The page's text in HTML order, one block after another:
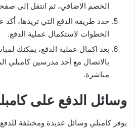
الخصم الاضافي، ثم انتقل إلى
حدد طريقة الدفع التي تريدها، أكد
الخطوات لاستكمال عملية الدفع.
بعد اكمال عملية الدفع، يمكنك
بالاتصال مع أحد مدرسين كامبلي
مباشرة.
وسائل الدفع على
يوفر كامبلي وسائل عديدة ومختلفة